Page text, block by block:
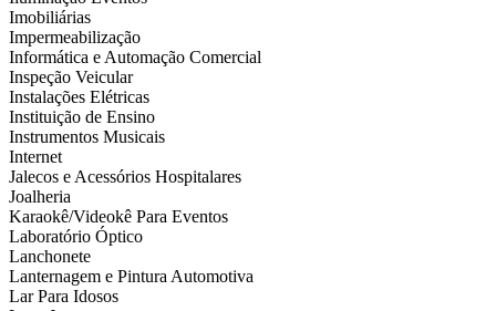
Imobiliárias
Impermeabilização
Informática e Automação Comercial
Inspeção Veicular
Instalações Elétricas
Instituição de Ensino
Instrumentos Musicais
Internet
Jalecos e Acessórios Hospitalares
Joalheria
Karaokê/Videokê Para Eventos
Laboratório Óptico
Lanchonete
Lanternagem e Pintura Automotiva
Lar Para Idosos